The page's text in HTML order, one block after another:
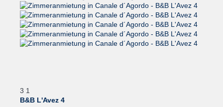
3 1
B&B L'Avez 4